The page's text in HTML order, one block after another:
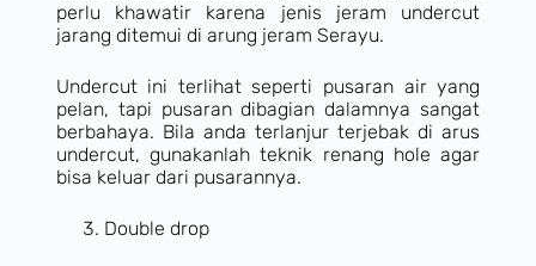
perlu khawatir karena jenis jeram undercut
jarang ditemui di arung jeram Serayu.
Undercut ini terlihat seperti pusaran air yang
pelan, tapi pusaran dibagian dalamnya sangat
berbahaya. Bila anda terlanjur terjebak di arus
undercut, gunakanlah teknik renang hole agar
bisa keluar dari pusarannya.
Double drop